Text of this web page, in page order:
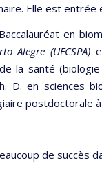
Elle est entrée
en
Alegre (UFCSPA)
la santé
D. en sciences
postdoctorale à
de succès